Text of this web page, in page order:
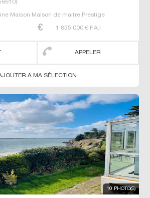
)
Maison Maison de maitre Prestige
1 855 000 € F.A.I
APPELER
A MA SÉLECTION
10 PHOTO(S)